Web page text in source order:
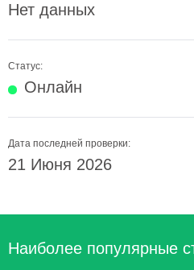
Нет данных
Статус:
Онлайн
Дата последней проверки:
21 Июня 2026
Наиболее популярные